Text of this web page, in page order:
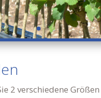
2 verschiedene